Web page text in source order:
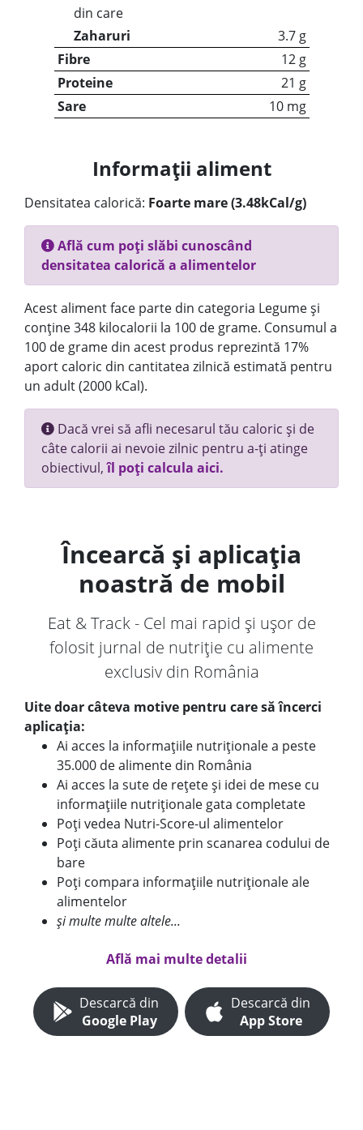
din care
Zaharuri
3.7 g
Fibre
12 g
Proteine
21 g
Sare
10 mg
Informații aliment
Densitatea calorică: Foarte mare (3.48kCal/g)
Află cum poți slăbi cunoscând
densitatea calorică a alimentelor
Acest aliment face parte din categoria Legume și
conține 348 kilocalorii la 100 de grame. Consumul a
100 de grame din acest produs reprezintă 17%
aport caloric din cantitatea zilnică estimată pentru
un adult (2000 kCal).
Dacă vrei să afli necesarul tău caloric și de
câte calorii ai nevoie zilnic pentru a-ți atinge
obiectivul,îl poți calcula aici.
Încearcă și aplicația
noastră de mobil
Eat & Track - Cel mai rapid și ușor de
folosit jurnal de nutriție cu alimente
exclusiv din România
Uite doar câteva motive pentru care să încerci
aplicația:
Ai acces la informațiile nutriționale a peste
35.000 de alimente din România
Ai acces la sute de rețete și idei de mese cu
informațiile nutriționale gata completate
Poți vedea Nutri-Score-ul alimentelor
Poți căuta alimente prin scanarea codului de
bare
Poți compara informațiile nutriționale ale
alimentelor
și multe multe altele...
Află mai multe detalii
Descarcă din
Google Play
Descarcă din
App Store